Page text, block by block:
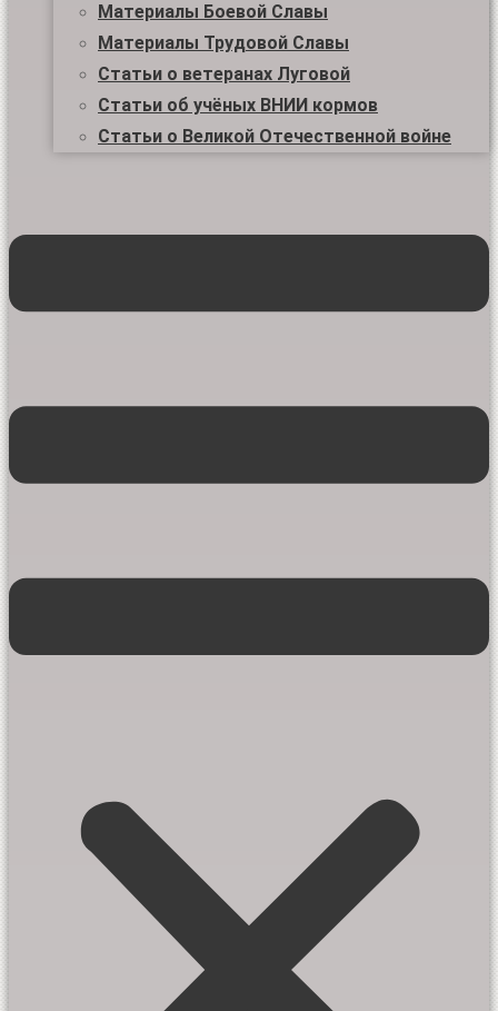
Материалы Боевой Славы
Материалы Трудовой Славы
Статьи о ветеранах Луговой
Статьи об учёных ВНИИ кормов
Статьи о Великой Отечественной войне